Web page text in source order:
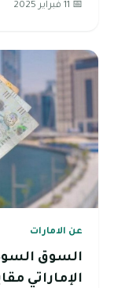
📅 11 فبراير 2025
عن الامارات
السوق
الإماراتي